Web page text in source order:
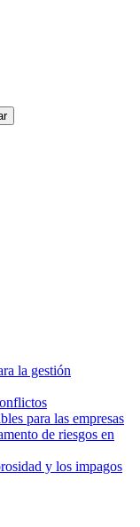
la gestión
para las empresas
de riesgos en
y los impagos